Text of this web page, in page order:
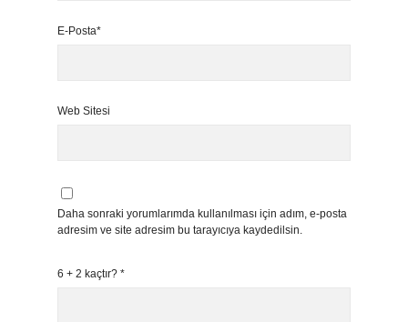
E-Posta*
Web Sitesi
Daha sonraki yorumlarımda kullanılması için adım, e-posta
adresim ve site adresim bu tarayıcıya kaydedilsin.
6 + 2 kaçtır? *